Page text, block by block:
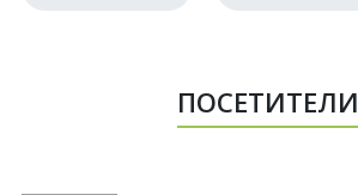
ПОСЕТИТЕЛИ